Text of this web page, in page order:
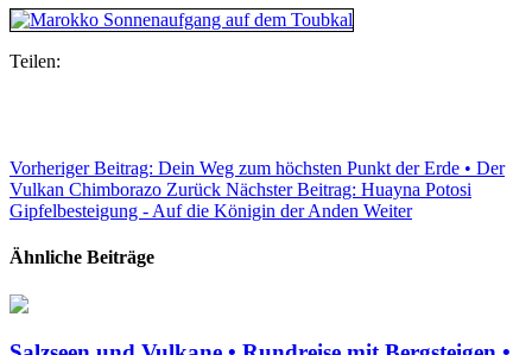
Teilen:
Vorheriger Beitrag: Dein Weg zum höchsten Punkt der Erde • Der
Vulkan Chimborazo Zurück Nächster Beitrag: Huayna Potosi
Gipfelbesteigung - Auf die Königin der Anden Weiter
Ähnliche Beiträge